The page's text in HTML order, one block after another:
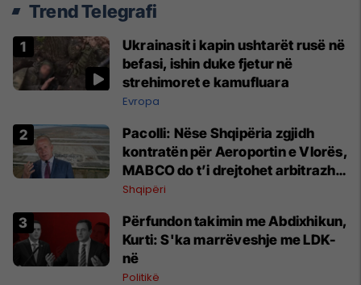
Trend Telegrafi
Ukrainasit i kapin ushtarët rusë në
befasi, ishin duke fjetur në
strehimoret e kamufluara
Evropa
Pacolli: Nëse Shqipëria zgjidh
kontratën për Aeroportin e Vlorës,
MABCO do t’i drejtohet arbitrazhit
ndërkombëtar
Shqipëri
Përfundon takimin me Abdixhikun,
Kurti: S'ka marrëveshje me LDK-
në
Politikë